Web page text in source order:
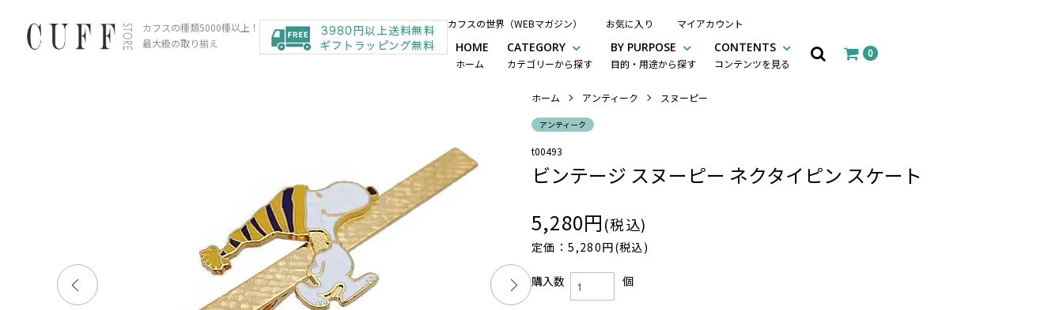
カフスの種類5000種以上！
最大級の取り揃え
HOME
ホーム
CATEGORY
カテゴリーから探す
BY PURPOSE
目的・用途から探す
CONTENTS
コンテンツを見る
0
カフスの世界（WEBマガジン） お気に入り マイアカウント
ホーム アンティーク スヌーピー
アンティーク
t00493
ビンテージ スヌーピー ネクタイピン スケート
5,280円(税込)
定価：5,280円(税込)
購入数 個